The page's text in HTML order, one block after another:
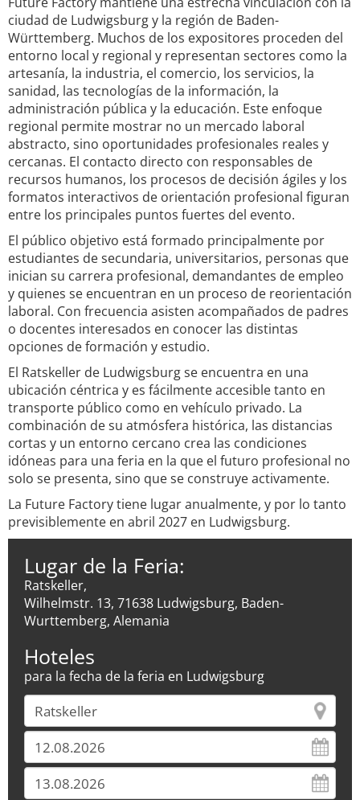
ciudad de Ludwigsburg y la región de Baden-
Württemberg. Muchos de los expositores proceden del
entorno local y regional y representan sectores como la
artesanía, la industria, el comercio, los servicios, la
sanidad, las tecnologías de la información, la
administración pública y la educación. Este enfoque
regional permite mostrar no un mercado laboral
abstracto, sino oportunidades profesionales reales y
cercanas. El contacto directo con responsables de
recursos humanos, los procesos de decisión ágiles y los
formatos interactivos de orientación profesional figuran
entre los principales puntos fuertes del evento.
El público objetivo está formado principalmente por
estudiantes de secundaria, universitarios, personas que
inician su carrera profesional, demandantes de empleo
y quienes se encuentran en un proceso de reorientación
laboral. Con frecuencia asisten acompañados de padres
o docentes interesados en conocer las distintas
opciones de formación y estudio.
El Ratskeller de Ludwigsburg se encuentra en una
ubicación céntrica y es fácilmente accesible tanto en
transporte público como en vehículo privado. La
combinación de su atmósfera histórica, las distancias
cortas y un entorno cercano crea las condiciones
idóneas para una feria en la que el futuro profesional no
solo se presenta, sino que se construye activamente.
La Future Factory tiene lugar anualmente, y por lo tanto
previsiblemente en abril 2027 en Ludwigsburg.
Lugar de la Feria:
Ratskeller,
Wilhelmstr. 13, 71638 Ludwigsburg, Baden-
Wurttemberg, Alemania
Hoteles
para la fecha de la feria en Ludwigsburg